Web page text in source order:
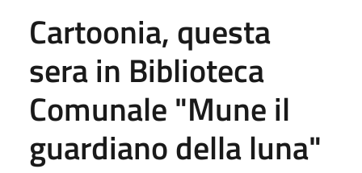
Cartoonia, questa
sera in Biblioteca
Comunale "Mune il
guardiano della luna"